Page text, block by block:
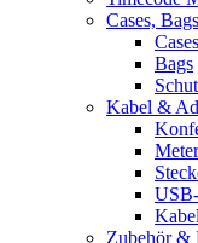
Cases,
Cases
Bags
Kabel &
Zubehör &